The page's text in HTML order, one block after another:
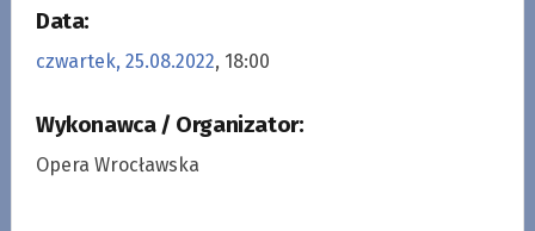
Data:
czwartek, 25.08.2022, 18:00
Wykonawca / Organizator:
Opera Wrocławska